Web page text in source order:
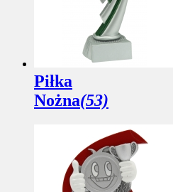
Piłka
Nożna(53)